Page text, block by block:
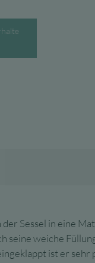
Sessel in eine
seine weiche
ist er sehr